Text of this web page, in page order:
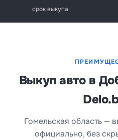
срок выкупа
Выкуп авто в
Гомельская область —
официально, без